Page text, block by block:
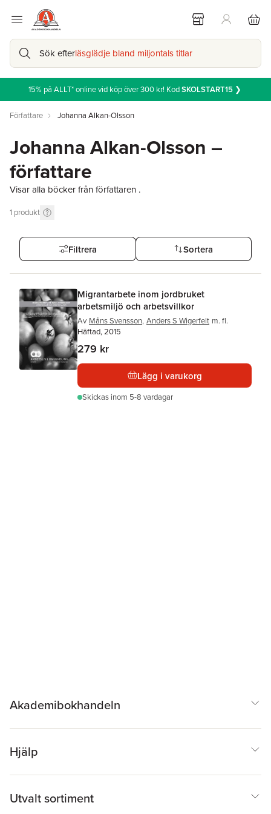
Sök efterläsglädje bland miljontals titlar
15% på ALLT* online vid köp över 300 kr! KodSKOLSTART15❯
Författare Johanna Alkan-Olsson
Johanna Alkan-Olsson –
författare
Visar alla böcker från författaren .
1 produkt
Filtrera Sortera
Migrantarbete inom jordbruket
arbetsmiljö och arbetsvillkor
Av Måns Svensson, Anders S Wigerfelt m. fl.
Häftad, 2015
279 kr
Lägg i varukorg
Skickas inom 5-8 vardagar
Akademibokhandeln
Hjälp
Utvalt sortiment